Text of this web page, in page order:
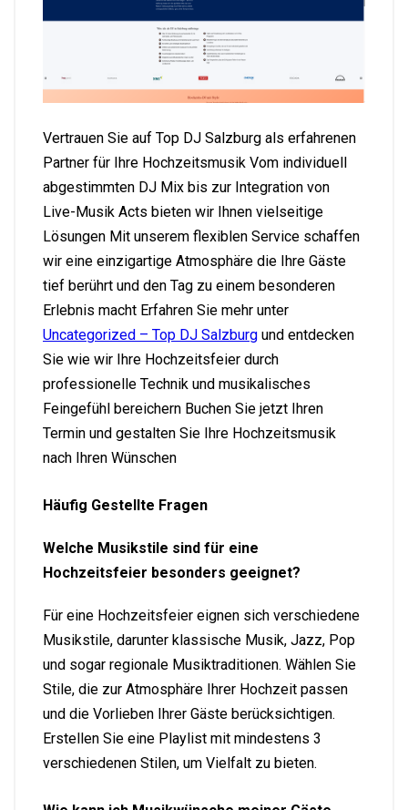
Vertrauen Sie auf Top DJ Salzburg als erfahrenen
Partner für Ihre Hochzeitsmusik Vom individuell
abgestimmten DJ Mix bis zur Integration von
Live-Musik Acts bieten wir Ihnen vielseitige
Lösungen Mit unserem flexiblen Service schaffen
wir eine einzigartige Atmosphäre die Ihre Gäste
tief berührt und den Tag zu einem besonderen
Erlebnis macht Erfahren Sie mehr unter
Uncategorized – Top DJ Salzburg und entdecken
Sie wie wir Ihre Hochzeitsfeier durch
professionelle Technik und musikalisches
Feingefühl bereichern Buchen Sie jetzt Ihren
Termin und gestalten Sie Ihre Hochzeitsmusik
nach Ihren Wünschen
Häufig Gestellte Fragen
Welche Musikstile sind für eine
Hochzeitsfeier besonders geeignet?
Für eine Hochzeitsfeier eignen sich verschiedene
Musikstile, darunter klassische Musik, Jazz, Pop
und sogar regionale Musiktraditionen. Wählen Sie
Stile, die zur Atmosphäre Ihrer Hochzeit passen
und die Vorlieben Ihrer Gäste berücksichtigen.
Erstellen Sie eine Playlist mit mindestens 3
verschiedenen Stilen, um Vielfalt zu bieten.